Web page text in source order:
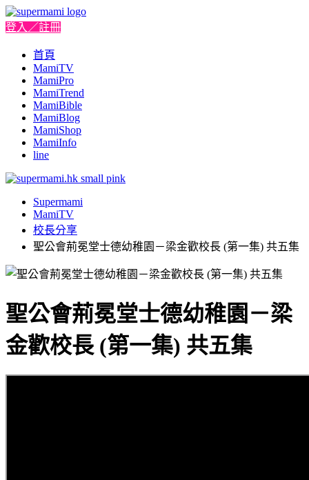
登入／註冊
首頁
MamiTV
MamiPro
MamiTrend
MamiBible
MamiBlog
MamiShop
MamiInfo
line
Supermami
MamiTV
校長分享
聖公會荊冕堂士德幼稚園－梁金歡校長 (第一集) 共五集
聖公會荊冕堂士德幼稚園－梁
金歡校長 (第一集) 共五集